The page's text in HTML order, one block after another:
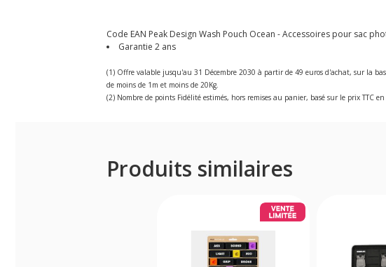
Code EAN Peak Design Wash Pouch Ocean - Accessoires pour sac
Garantie 2 ans
(1) Offre valable jusqu'au 31 Décembre 2030 à partir de 49 euros d'achat, sur la
de moins de 1m et moins de 20Kg.
(2) Nombre de points Fidélité estimés, hors remises au panier, basé sur le prix TTC
Produits similaires